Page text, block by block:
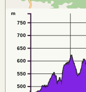
500
550
600
650
700
750
m